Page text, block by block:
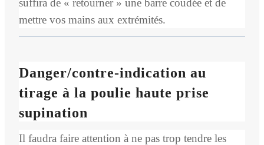
mettre vos mains aux extrémités.
Danger/contre-indication au
tirage à la poulie haute prise
supination
Il faudra faire attention à ne pas trop tendre les